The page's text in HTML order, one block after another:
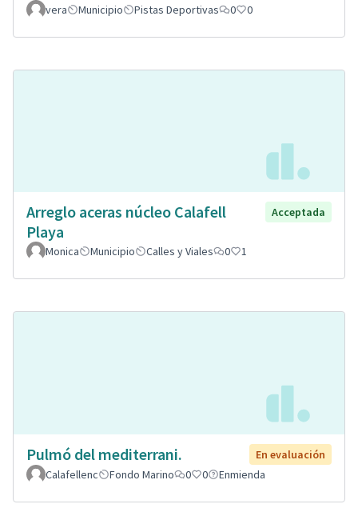
vera
Municipio Pistas Deportivas 0 0
Arreglo aceras núcleo Calafell
Playa
Acceptada
Monica Municipio Calles y Viales 0 1
Pulmó del mediterrani.
En evaluación
Calafellenc
Fondo Marino 0 0 Enmienda